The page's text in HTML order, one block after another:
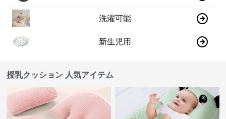
洗濯可能
新生児用
授乳クッション 人気アイテム